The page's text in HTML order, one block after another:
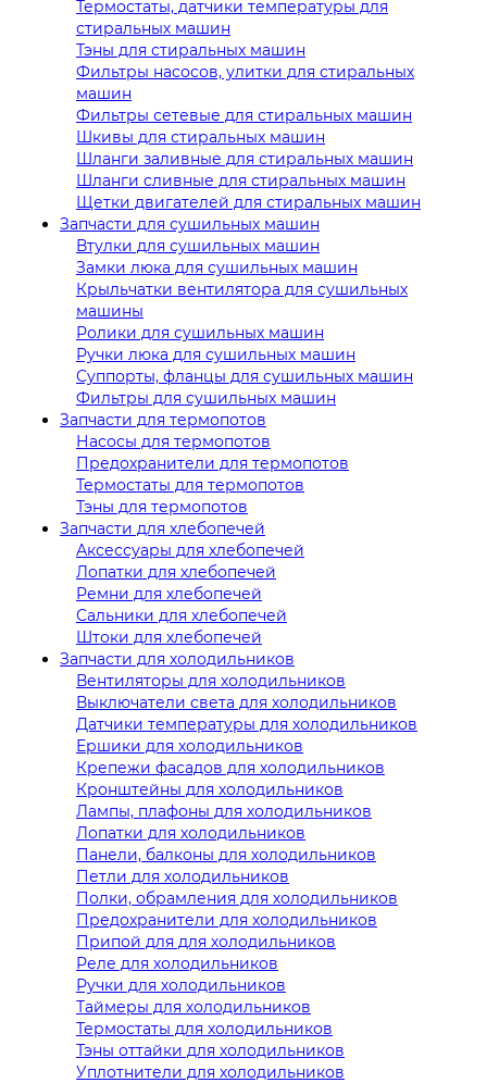
Термостаты, датчики температуры для
стиральных машин
Тэны для стиральных машин
Фильтры насосов, улитки для стиральных
машин
Фильтры сетевые для стиральных машин
Шкивы для стиральных машин
Шланги заливные для стиральных машин
Шланги сливные для стиральных машин
Щетки двигателей для стиральных машин
Запчасти для сушильных машин
Втулки для сушильных машин
Замки люка для сушильных машин
Крыльчатки вентилятора для сушильных
машины
Ролики для сушильных машин
Ручки люка для сушильных машин
Суппорты, фланцы для сушильных машин
Фильтры для сушильных машин
Запчасти для термопотов
Насосы для термопотов
Предохранители для термопотов
Термостаты для термопотов
Тэны для термопотов
Запчасти для хлебопечей
Аксессуары для хлебопечей
Лопатки для хлебопечей
Ремни для хлебопечей
Сальники для хлебопечей
Штоки для хлебопечей
Запчасти для холодильников
Вентиляторы для холодильников
Выключатели света для холодильников
Датчики температуры для холодильников
Ершики для холодильников
Крепежи фасадов для холодильников
Кронштейны для холодильников
Лампы, плафоны для холодильников
Лопатки для холодильников
Панели, балконы для холодильников
Петли для холодильников
Полки, обрамления для холодильников
Предохранители для холодильников
Припой для для холодильников
Реле для холодильников
Ручки для холодильников
Таймеры для холодильников
Термостаты для холодильников
Тэны оттайки для холодильников
Уплотнители для холодильников